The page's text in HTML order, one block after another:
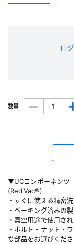
▼UCコンポーネンツ
(RediVac®)
・すぐに使える精密
・ベーキング済みの
・真空用途で使用さ
・ボルト・ナット・
な部品をお選びくだ
ロ
数量
※新規会員登録をお
があります。また当
※メールアドレスを